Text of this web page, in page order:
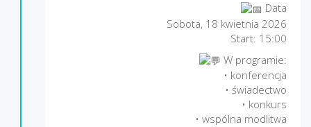
Data
Sobota, 18 kwietnia 2026
Start: 15:00
W programie:
• konferencja
• świadectwo
• konkurs
• wspólna modlitwa